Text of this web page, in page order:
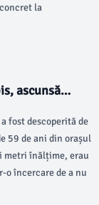
la
ascunsă
fost descoperită de
59 de ani din orașul
metri înălțime, erau
o încercare de a nu